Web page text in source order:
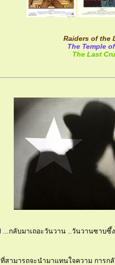
Raiders of the
The Temple
The Last
กลับมาเถอะวันวาน ..วันวานซาบซึ้
ที่สามารถจะนำมาแทนใจความ กา